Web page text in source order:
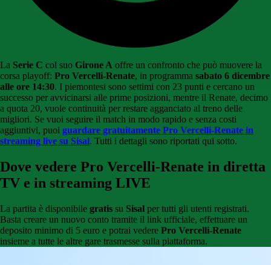
La Serie C col suo Girone A offre un confronto che può muovere la
corsa playoff: Pro Vercelli-Renate, in programma sabato 6 dicembre
alle ore 14:30. I piemontesi sono settimi con 23 punti e cercano un
successo per avvicinarsi alle prime posizioni, mentre il Renate, decimo
a quota 20, vuole continuità per restare agganciato al treno delle
migliori. Se vuoi seguire il match in modo rapido e senza costi
aggiuntivi, puoi guardare gratuitamente Pro Vercelli-Renate in
streaming live su Sisal. Tutti i dettagli sono riportati qui sotto.
Dove vedere Pro Vercelli-Renate in diretta
TV e in streaming LIVE
La partita è disponibile gratis su Sisal per tutti gli utenti registrati.
Basta creare un nuovo conto tramite il link ufficiale, effettuare un
deposito minimo di 5 euro e potrai vedere Pro Vercelli-Renate
insieme a tutte le altre gare trasmesse sulla piattaforma.